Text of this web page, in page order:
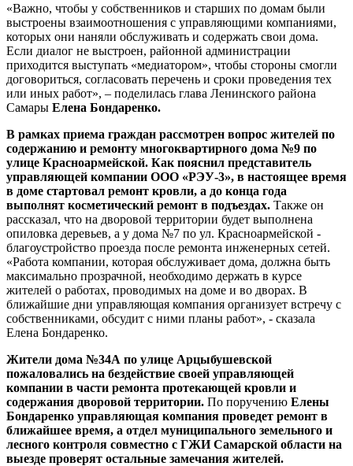
«Важно, чтобы у собственников и старших по домам были
выстроены взаимоотношения с управляющими компаниями,
которых они наняли обслуживать и содержать свои дома.
Если диалог не выстроен, районной администрации
приходится выступать «медиатором», чтобы стороны смогли
договориться, согласовать перечень и сроки проведения тех
или иных работ», – поделилась глава Ленинского района
Самары Елена Бондаренко.
В рамках приема граждан рассмотрен вопрос жителей по
содержанию и ремонту многоквартирного дома №9 по
улице Красноармейской. Как пояснил представитель
управляющей компании ООО «РЭУ-3», в настоящее время
в доме стартовал ремонт кровли, а до конца года
выполнят косметический ремонт в подъездах. Также он
рассказал, что на дворовой территории будет выполнена
опиловка деревьев, а у дома №7 по ул. Красноармейской -
благоустройство проезда после ремонта инженерных сетей.
«Работа компании, которая обслуживает дома, должна быть
максимально прозрачной, необходимо держать в курсе
жителей о работах, проводимых на доме и во дворах. В
ближайшие дни управляющая компания организует встречу с
собственниками, обсудит с ними планы работ», - сказала
Елена Бондаренко.
Жители дома №34А по улице Арцыбушевской
пожаловались на бездействие своей управляющей
компании в части ремонта протекающей кровли и
содержания дворовой территории. По поручению Елены
Бондаренко управляющая компания проведет ремонт в
ближайшее время, а отдел муниципального земельного и
лесного контроля совместно с ГЖИ Самарской области на
выезде проверят остальные замечания жителей.